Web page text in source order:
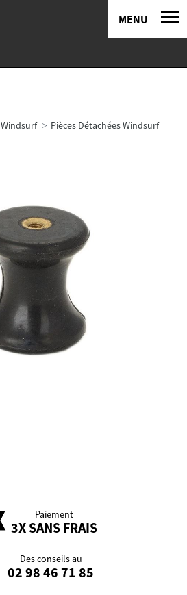
MENU
Windsurf
Pièces Détachées Windsurf
Paiement
3X SANS FRAIS
Des conseils au
02 98 46 71 85